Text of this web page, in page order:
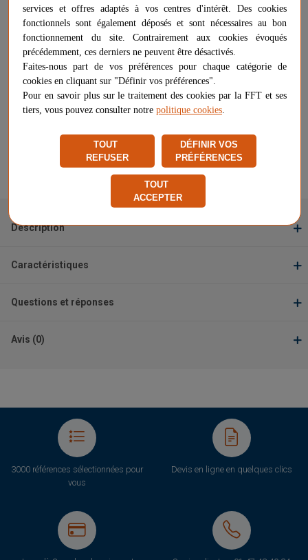
180,00 €
PLUS QUE 4 ARTICLES EN STOCK
- +
AJOUTER AU PANIER
Livraison gratuite
Vendu et expédié parSodex International
Signaler un problème d'ordre juridique
Description
Caractéristiques
Questions et réponses
Avis (0)
3000 références sélectionnées pour
vous
Devis en ligne en quelques clics
services et offres adaptés à vos centres d'intérêt. Des cookies
fonctionnels sont également déposés et sont nécessaires au bon
fonctionnement du site. Contrairement aux cookies évoqués
précédemment, ces derniers ne peuvent être désactivés.
Faites-nous part de vos préférences pour chaque catégorie de
cookies en cliquant sur "Définir vos préférences".
Pour en savoir plus sur le traitement des cookies par la FFT et ses
tiers, vous pouvez consulter notre politique cookies.
TOUT
REFUSER
DÉFINIR VOS
PRÉFÉRENCES
TOUT
ACCEPTER